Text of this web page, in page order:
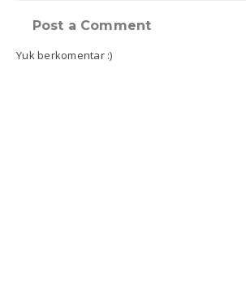
Post a Comment
Yuk berkomentar :)